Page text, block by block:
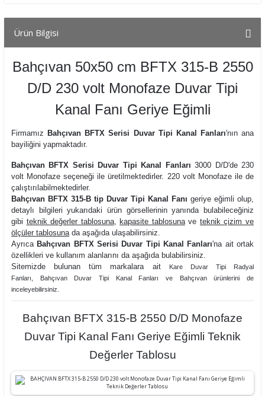
Ürün Bilgisi
Bahçıvan 50x50 cm BFTX 315-B 2550
D/D 230 volt Monofaze Duvar Tipi
Kanal Fanı Geriye Eğimli
Firmamız Bahçıvan BFTX Serisi Duvar Tipi Kanal Fanları'nın ana
bayiliğini yapmaktadır.
Bahçıvan BFTX Serisi Duvar Tipi Kanal Fanları 3000 D/D'de 230
volt Monofaze seçeneği ile üretilmektedirler. 220 volt Monofaze ile de
çalıştırılabilmektedirler.
Bahçıvan BFTX 315-B tip Duvar Tipi Kanal Fanı geriye eğimli olup,
detaylı bilgileri yukarıdaki ürün görsellerinin yanında bulabileceğiniz
gibi teknik değerler tablosuna, kapasite tablosunave teknik çizim ve
ölçüler tablosunada aşağıda ulaşabilirsiniz.
Ayrıca Bahçıvan BFTX Serisi Duvar Tipi Kanal Fanları'na ait ortak
özellikleri ve kullanım alanlarını da aşağıda bulabilirsiniz.
Sitemizde bulunan tüm markalara ait
Kare Duvar Tipi Radyal
Fanları
Bahçıvan Duvar Tipi Kanal Fanları ve
Bahçıvan ürünlerini de
inceleyebilirsiniz.
Bahçıvan BFTX 315-B 2550 D/D Monofaze
Duvar Tipi Kanal Fanı Geriye Eğimli Teknik
Değerler Tablosu